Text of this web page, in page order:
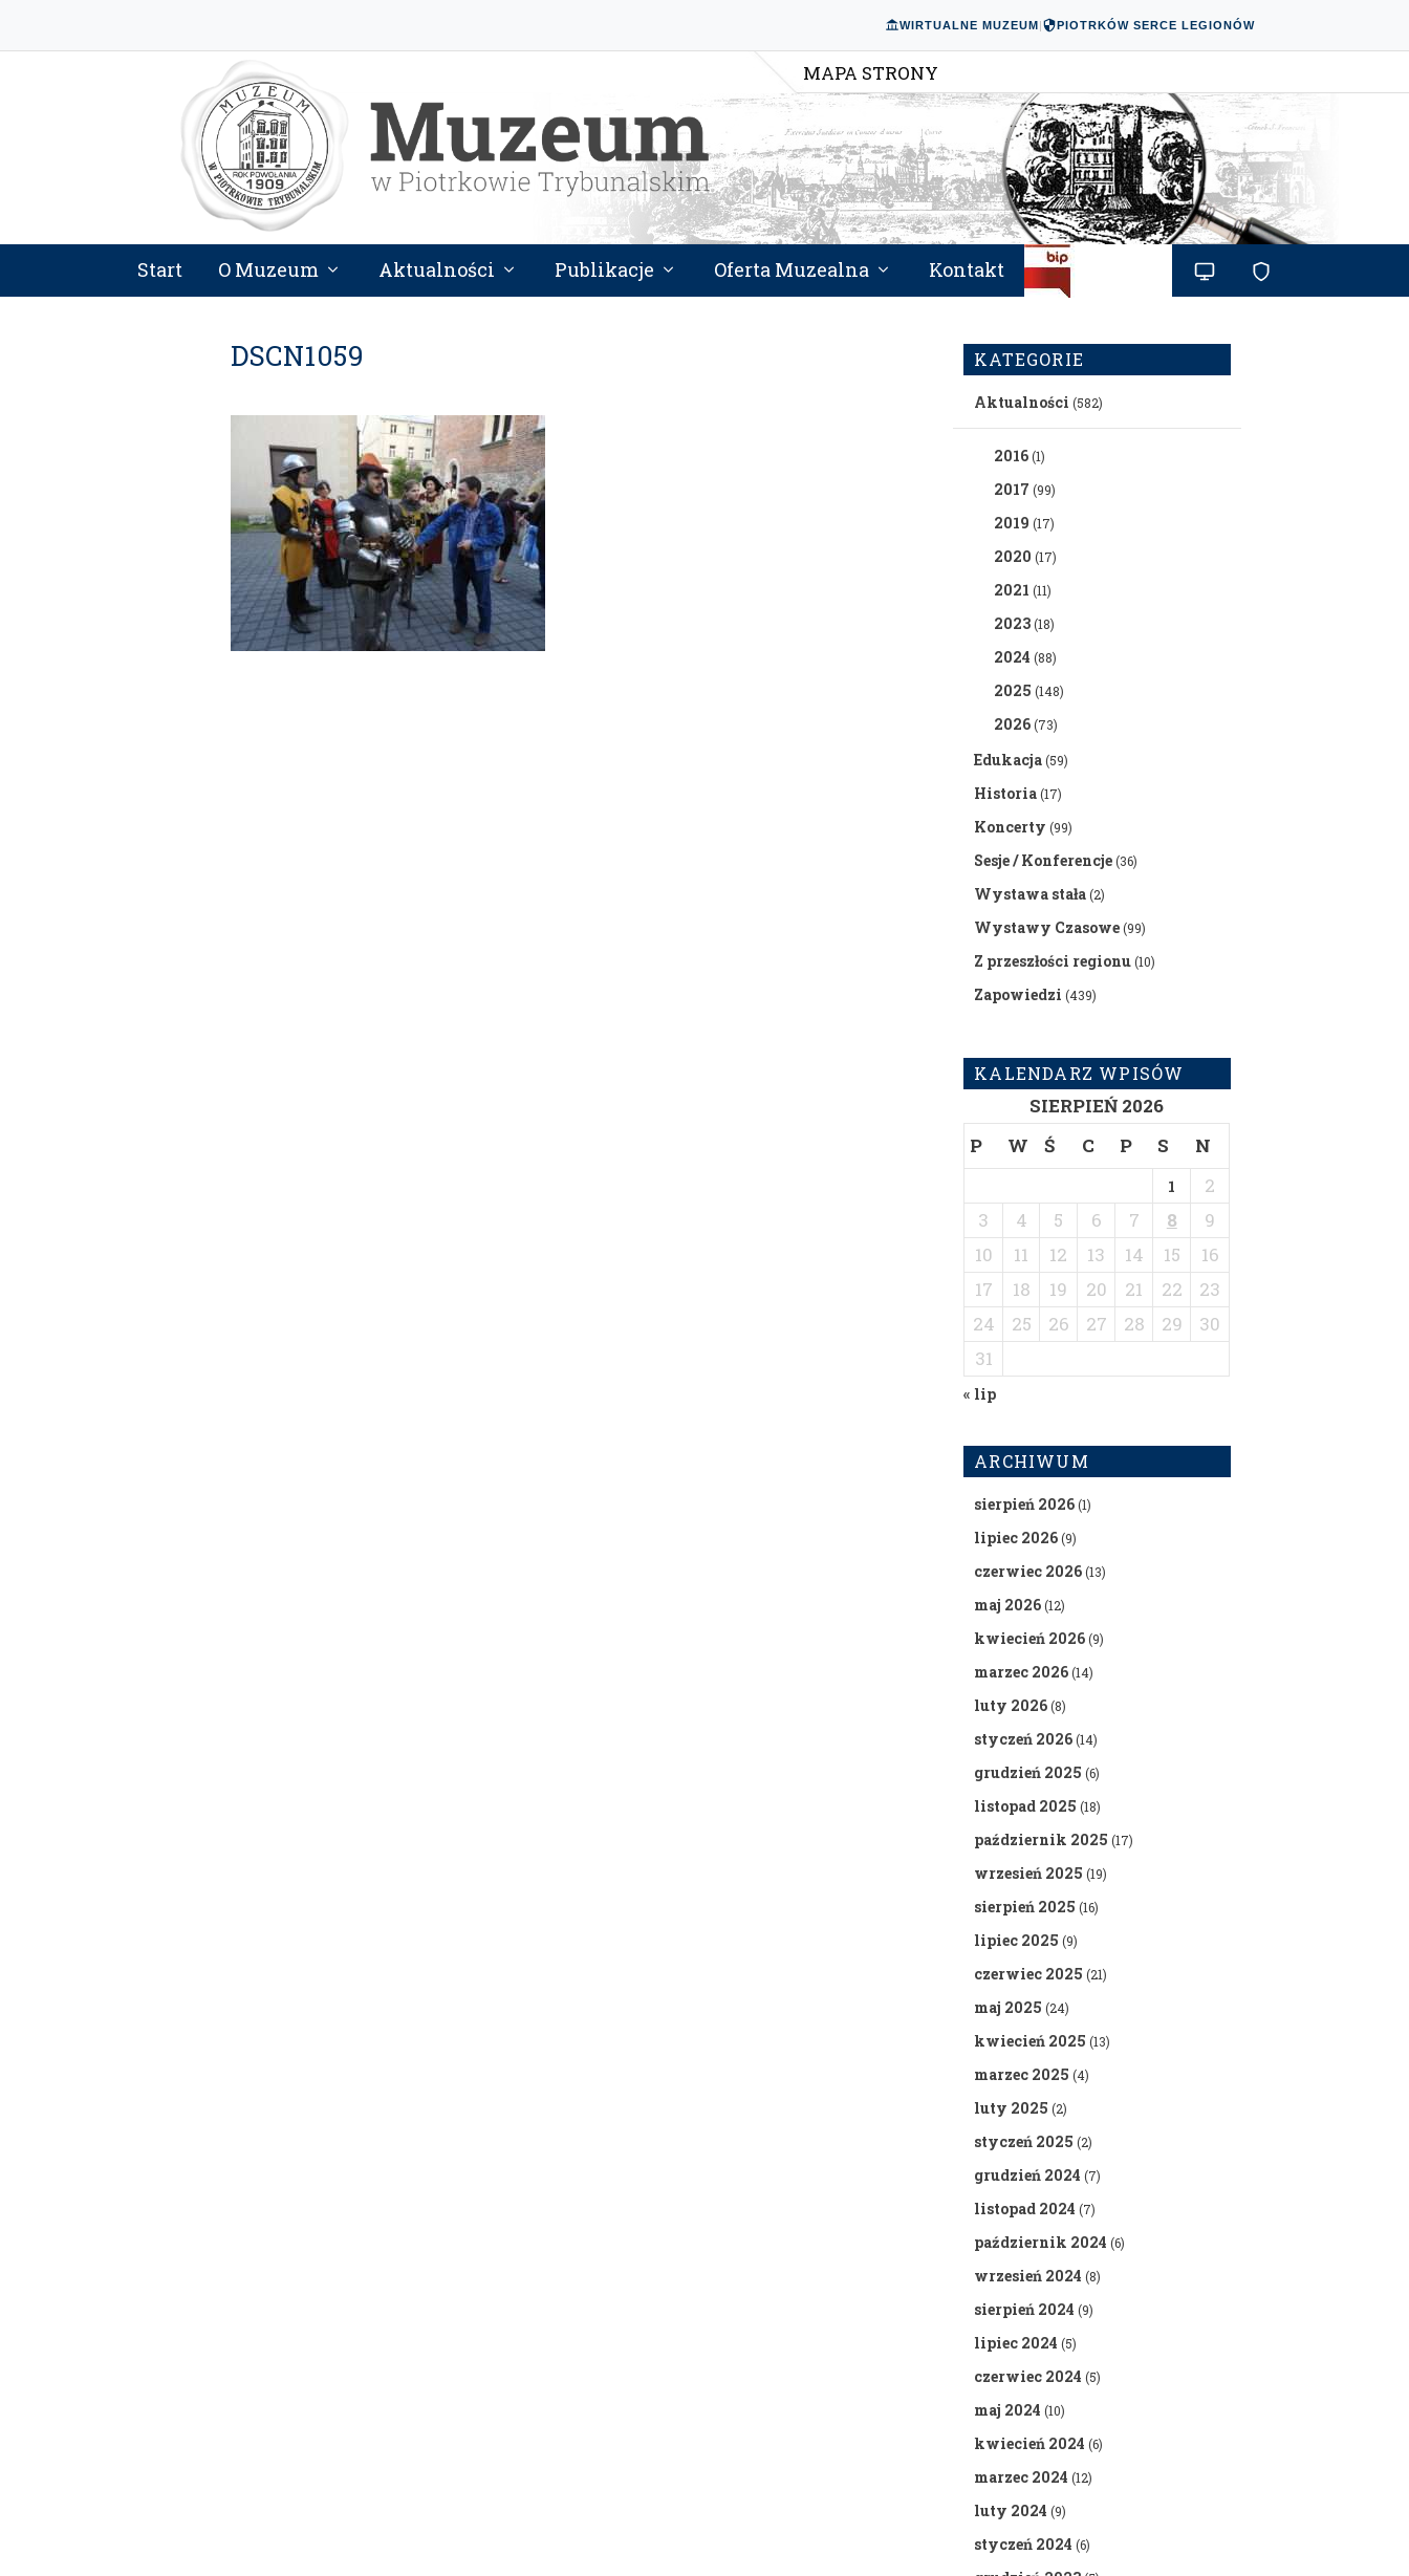
WIRTUALNE MUZEUM| PIOTRKÓW SERCE LEGIONÓW
MAPA STRONY
Start O Muzeum Aktualności Publikacje Oferta Muzealna Kontakt
DSCN1059 KATEGORIE
Aktualności (582)
2016(1)
2017 (99)
2019 (17)
2020 (17)
2021 (11)
2023(18)
2024 (88)
2025 (148)
2026(73)
Edukacja(59)
Historia(17)
Koncerty (99)
Sesje / Konferencje(36)
Wystawa stała(2)
Wystawy Czasowe(99)
Z przeszłości regionu(10)
Zapowiedzi (439)
KALENDARZ WPISÓW
SIERPIEŃ 2026
P
W Ś C P S N
1
2
3
4 5 6 7 8
9
10
11 12 13 14 15
16
17
18 19 20 21 22
23
24
25 26 27 28 29
30
31
« lip
ARCHIWUM
sierpień 2026(1)
lipiec 2026(9)
czerwiec 2026(13)
maj 2026(12)
kwiecień 2026(9)
marzec 2026(14)
luty 2026(8)
styczeń 2026(14)
grudzień 2025 (6)
listopad 2025 (18)
październik 2025 (17)
wrzesień 2025 (19)
sierpień 2025 (16)
lipiec 2025 (9)
czerwiec 2025 (21)
maj 2025 (24)
kwiecień 2025 (13)
marzec 2025 (4)
luty 2025 (2)
styczeń 2025 (2)
grudzień 2024 (7)
listopad 2024 (7)
październik 2024 (6)
wrzesień 2024 (8)
sierpień 2024 (9)
lipiec 2024 (5)
czerwiec 2024 (5)
maj 2024 (10)
kwiecień 2024 (6)
marzec 2024 (12)
luty 2024 (9)
styczeń 2024 (6)